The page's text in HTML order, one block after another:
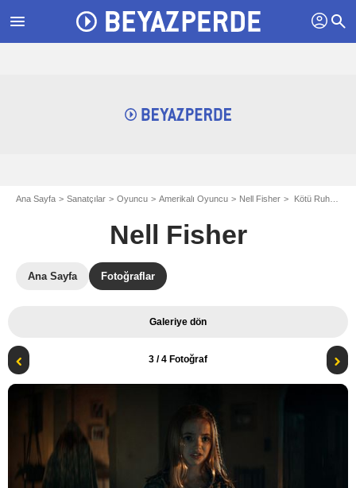
menu profil search
Ana Sayfa Sanatçılar Oyuncu Amerikalı Oyuncu Nell Fisher Kötü Ruh: Uyanış : Fotoğraf Nell Fisher
Nell Fisher
Ana Sayfa Fotoğraflar
Galeriye dön
3 / 4 Fotoğraf